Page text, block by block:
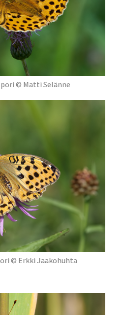
© Matti Selänne
© Erkki Jaakohuhta